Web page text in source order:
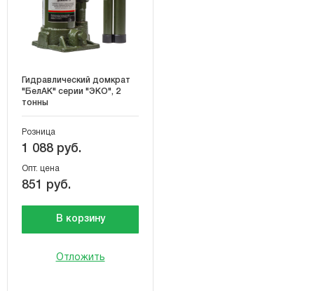
Гидравлический домкрат
"БелАК" серии "ЭКО", 2
тонны
Розница
1 088 руб.
Опт. цена
851 руб.
В корзину
Отложить